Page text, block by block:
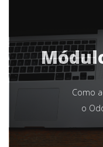
Como
o